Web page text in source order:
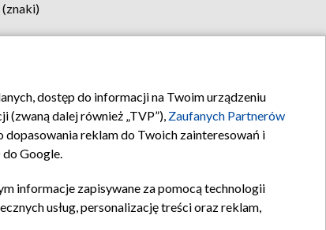
Kontakt
dostęp do informacji na Twoim urządzeniu
(zwaną dalej również „TVP”), Zaufanych Partnerów
reklam do Twoich zainteresowań i
Google.
informacje zapisywane za pomocą technologii
usług, personalizację treści oraz reklam,